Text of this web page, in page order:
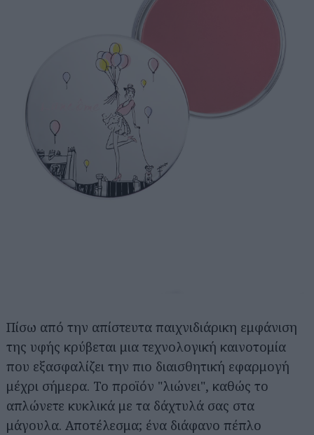
Πίσω από την απίστευτα παιχνιδιάρικη εμφάνιση
της υφής κρύβεται μια τεχνολογική καινοτομία
που εξασφαλίζει την πιο διαισθητική εφαρμογή
μέχρι σήμερα. Το προϊόν "λιώνει", καθώς το
απλώνετε κυκλικά με τα δάχτυλά σας στα
μάγουλα. Αποτέλεσμα; ένα διάφανο πέπλο